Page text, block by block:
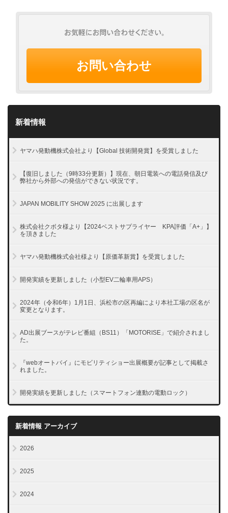
お問い合わせ
新着情報
ヤマハ発動機株式会社より【Global 技術開発賞】を受賞しました
【復旧しました（9時33分更新）】現在、朝日電装への電話発信及び
弊社から外部への発信ができない状況です。
JAPAN MOBILITY SHOW 2025 に出展します
株式会社クボタ様より【2024ベストサプライヤー KPA評価「A+」】
を頂きました
ヤマハ発動機株式会社様より【原価革新賞】を受賞しました
開発実績を更新しました（小型EV二輪車用APS）
2024年（令和6年）1月1日、浜松市の区再編により本社工場の区名が
変更となります。
AD出展ブースがテレビ番組（BS11）「MOTORISE」で紹介されまし
た。
『webオートバイ』にモビリティショー出展概要が記事として掲載さ
れました。
開発実績を更新しました（スマートフォン連動の電動ロック）
新着情報 アーカイブ
2026
2025
2024